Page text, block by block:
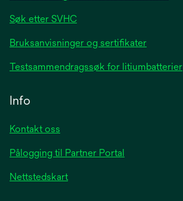
Søk etter SVHC
Bruksanvisninger og sertifikater
Testsammendragssøk for litiumbatterier
Info
Kontakt oss
Pålogging til Partner Portal
Nettstedskart